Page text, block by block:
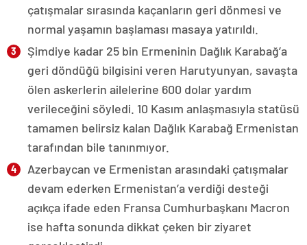
çatışmalar sırasında kaçanların geri dönmesi ve
normal yaşamın başlaması masaya yatırıldı.
Şimdiye kadar 25 bin Ermeninin Dağlık Karabağ’a
geri döndüğü bilgisini veren Harutyunyan, savaşta
ölen askerlerin ailelerine 600 dolar yardım
verileceğini söyledi. 10 Kasım anlaşmasıyla statüsü
tamamen belirsiz kalan Dağlık Karabağ Ermenistan
tarafından bile tanınmıyor.
Azerbaycan ve Ermenistan arasındaki çatışmalar
devam ederken Ermenistan’a verdiği desteği
açıkça ifade eden Fransa Cumhurbaşkanı Macron
ise hafta sonunda dikkat çeken bir ziyaret